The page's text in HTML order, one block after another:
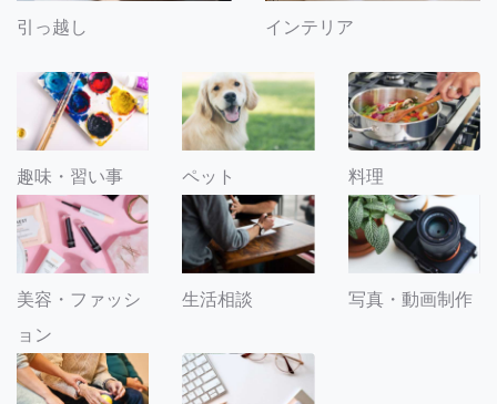
引っ越し インテリア
趣味・習い事 ペット 料理
美容・ファッシ
ョン
生活相談 写真・動画制作